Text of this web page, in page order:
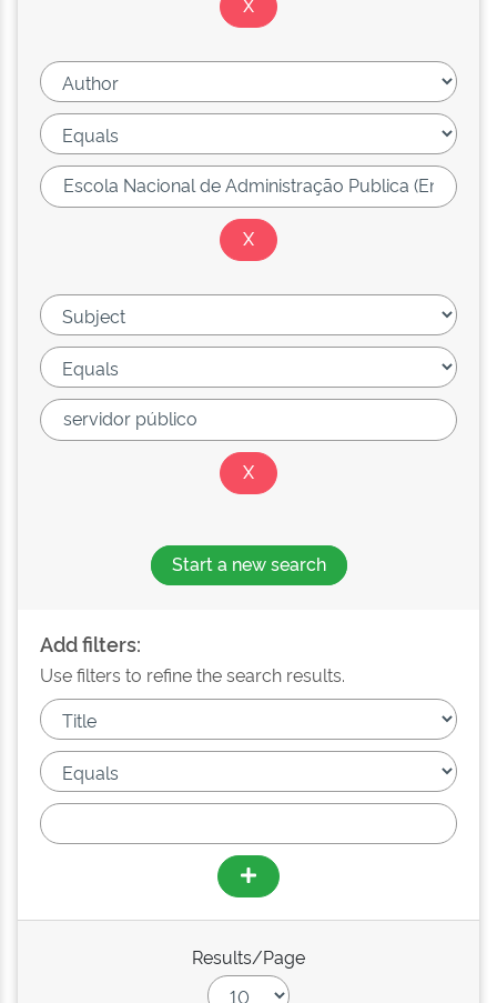
Start a new search
Add filters:
Use filters to refine the search results.
Results/Page